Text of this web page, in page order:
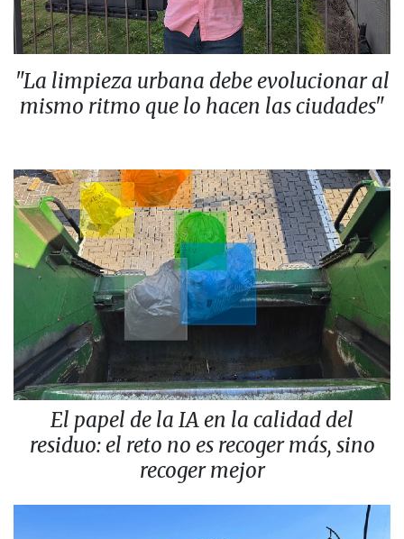
"La limpieza urbana debe evolucionar al
mismo ritmo que lo hacen las ciudades"
El papel de la IA en la calidad del
residuo: el reto no es recoger más, sino
recoger mejor